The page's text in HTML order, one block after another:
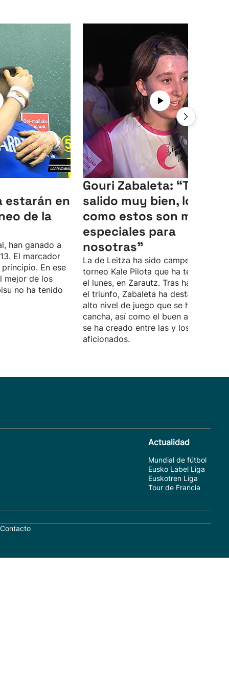
estarán en
de la
han ganado a
El marcador
En ese
mejor de los
no ha tenido
Gouri Zabaleta: “Todo ha
salido muy bien, los días
como estos son muy
especiales para
nosotras”
La de Leitza ha sido campeona en el
torneo Kale Pilota que ha tenido
el lunes, en Zarautz. Tras hacerse con
el triunfo, Zabaleta ha destacado el
alto nivel de juego que se ha visto en
cancha, así como el buen ambiente
se ha creado entre las y los
aficionados.
Actualidad
Mundial de fútbol
Eusko Label Liga
Euskotren Liga
Tour de Francia
Contacto